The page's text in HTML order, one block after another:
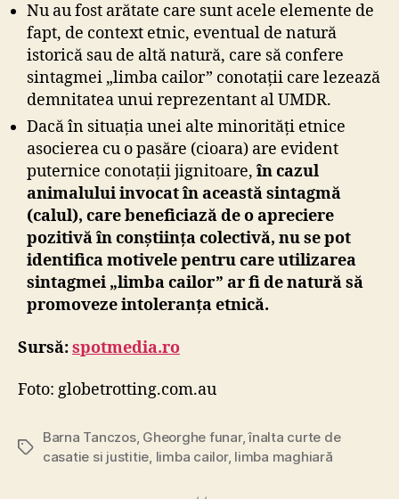
Nu au fost arătate care sunt acele elemente de
fapt, de context etnic, eventual de natură
istorică sau de altă natură, care să confere
sintagmei „limba cailor” conotații care lezează
demnitatea unui reprezentant al UMDR.
Dacă în situația unei alte minorități etnice
asocierea cu o pasăre (cioara) are evident
puternice conotații jignitoare,în cazul
animalului invocat în această sintagmă
(calul), care beneficiază de o apreciere
pozitivă în conștiința colectivă, nu se pot
identifica motivele pentru care utilizarea
sintagmei „limba cailor” ar fi de natură să
promoveze intoleranța etnică.
Sursă:spotmedia.ro
Foto: globetrotting.com.au
Tags
Barna Tanczos, Gheorghe funar,înalta curte de
casatie si justitie, limba cailor, limba maghiară